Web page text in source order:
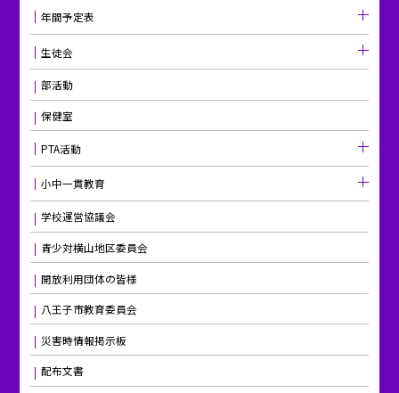
年間予定表
生徒会
部活動
保健室
PTA活動
小中一貫教育
学校運営協議会
青少対横山地区委員会
開放利用団体の皆様
八王子市教育委員会
災害時情報掲示板
配布文書